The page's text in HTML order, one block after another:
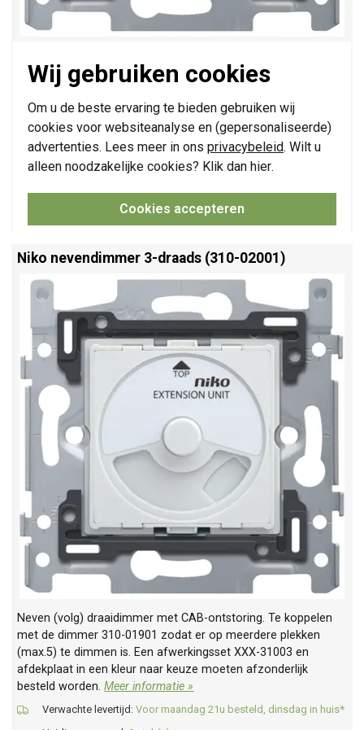
Wij gebruiken cookies
Om u de beste ervaring te bieden gebruiken wij
cookies voor websiteanalyse en (gepersonaliseerde)
advertenties. Lees meer in ons privacybeleid. Wilt u
alleen noodzakelijke cookies? Klik dan hier.
Cookies accepteren
5 tot 325 W, 3-draads (nuldraad vereist). Fase aan- en
afsnijding kan simpel ingesteld worden. Een afwerkingsset
XXX-31003 en afdekraam in een kleur naar keuze moeten
afzonderlijk besteld worden.Meer informatie »
Verwachte levertijd: Voor maandag 21u besteld, dinsdag in huis*
Huidige voorraad:15 stuk(s)
+
-
Niko nevendimmer 3-draads (310-02001)
Neven (volg) draaidimmer met CAB-ontstoring. Te koppelen
met de dimmer 310-01901 zodat er op meerdere plekken
(max.5) te dimmen is. Een afwerkingsset XXX-31003 en
afdekplaat in een kleur naar keuze moeten afzonderlijk
besteld worden.Meer informatie »
Verwachte levertijd: Voor maandag 21u besteld, dinsdag in huis*